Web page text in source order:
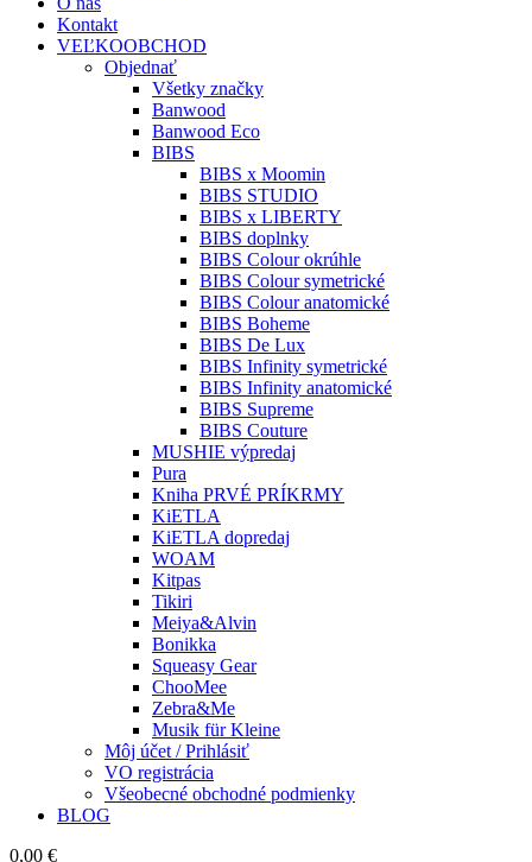
Kontakt
VEĽKOOBCHOD
Objednať
Všetky značky
Banwood
Banwood Eco
BIBS
BIBS x Moomin
BIBS STUDIO
BIBS x LIBERTY
BIBS doplnky
BIBS Colour okrúhle
BIBS Colour symetrické
BIBS Colour anatomické
BIBS Boheme
BIBS De Lux
BIBS Infinity symetrické
BIBS Infinity anatomické
BIBS Supreme
BIBS Couture
MUSHIE výpredaj
Pura
Kniha PRVÉ PRÍKRMY
KiETLA
KiETLA dopredaj
WOAM
Kitpas
Tikiri
Meiya&Alvin
Bonikka
Squeasy Gear
ChooMee
Zebra&Me
Musik für Kleine
Môj účet / Prihlásiť
VO registrácia
Všeobecné obchodné podmienky
BLOG
0,00 €